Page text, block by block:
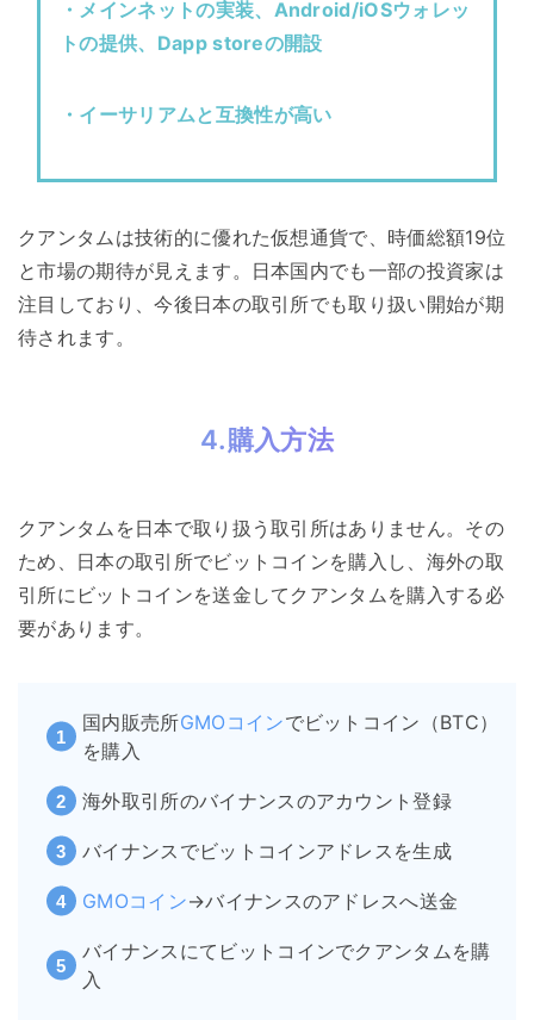
・メインネットの実装、Android/iOSウォレッ
トの提供、Dapp storeの開設
・イーサリアムと互換性が高い
クアンタムは技術的に優れた仮想通貨で、時価総額19位
と市場の期待が見えます。日本国内でも一部の投資家は
注目しており、今後日本の取引所でも取り扱い開始が期
待されます。
4.購入方法
クアンタムを日本で取り扱う取引所はありません。その
ため、日本の取引所でビットコインを購入し、海外の取
引所にビットコインを送金してクアンタムを購入する必
要があります。
国内販売所GMOコインでビットコイン（BTC）
を購入
海外取引所のバイナンスのアカウント登録
バイナンスでビットコインアドレスを生成
GMOコイン→バイナンスのアドレスへ送金
バイナンスにてビットコインでクアンタムを購
入